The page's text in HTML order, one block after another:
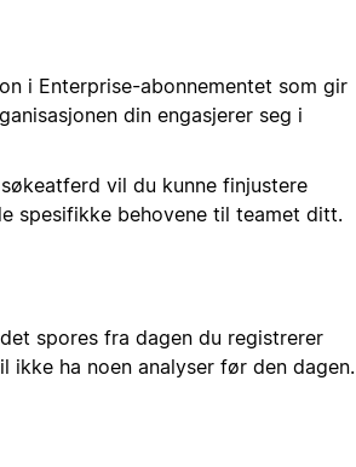
i Enterprise-abonnementet som gir
din engasjerer seg i
vil du kunne finjustere
spesifikke behovene til teamet ditt.
spores fra dagen du registrerer
ikke ha noen analyser før den dagen.